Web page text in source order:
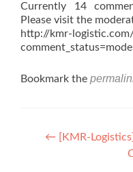
Currently 14
Please visit the
http://kmr-
Bookmark the
Post
← [KMR-